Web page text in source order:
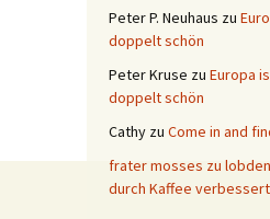
Peter P. Neuhaus zu
doppelt schön
Peter Kruse zu Europa
doppelt schön
Cathy zu Come in and
frater mosses zu
durch Kaffee